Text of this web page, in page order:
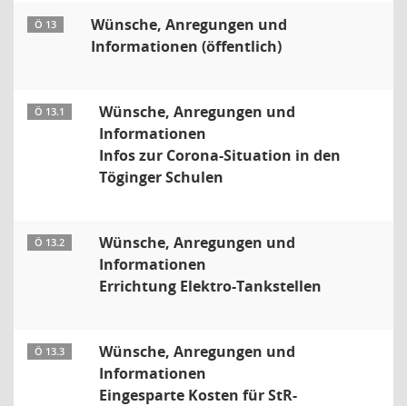
Ö 13
Wünsche, Anregungen und
Informationen (öffentlich)
Ö 13.1
Wünsche, Anregungen und
Informationen
Infos zur Corona-Situation in den
Töginger Schulen
Ö 13.2
Wünsche, Anregungen und
Informationen
Errichtung Elektro-Tankstellen
Ö 13.3
Wünsche, Anregungen und
Informationen
Eingesparte Kosten für StR-